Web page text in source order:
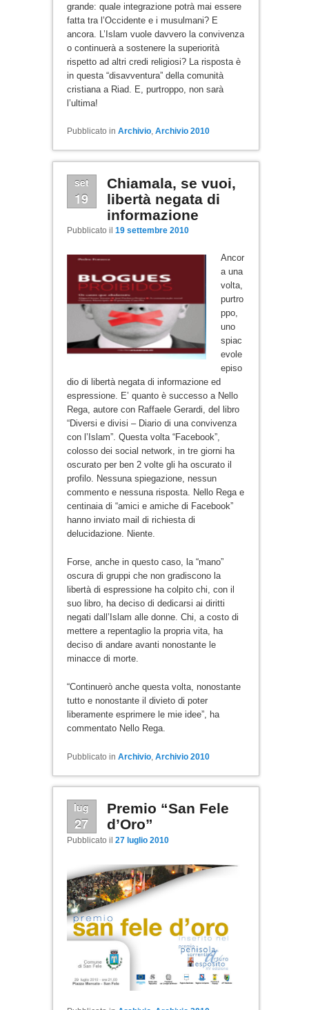
grande: quale integrazione potrà mai essere
fatta tra l’Occidente e i musulmani? E
ancora. L’Islam vuole davvero la convivenza
o continuerà a sostenere la superiorità
rispetto ad altri credi religiosi? La risposta è
in questa “disavventura” della comunità
cristiana a Riad. E, purtroppo, non sarà
l’ultima!
Pubblicato in Archivio, Archivio 2010
set
19
Chiamala, se vuoi,
libertà negata di
informazione
Pubblicato il 19 settembre 2010
Ancor
a una
volta,
purtro
ppo,
uno
spiac
evole
episo
dio di libertà negata di informazione ed
espressione. E’ quanto è successo a Nello
Rega, autore con Raffaele Gerardi, del libro
“Diversi e divisi – Diario di una convivenza
con l’Islam”. Questa volta “Facebook”,
colosso dei social network, in tre giorni ha
oscurato per ben 2 volte gli ha oscurato il
profilo. Nessuna spiegazione, nessun
commento e nessuna risposta. Nello Rega e
centinaia di “amici e amiche di Facebook”
hanno inviato mail di richiesta di
delucidazione. Niente.
Forse, anche in questo caso, la “mano”
oscura di gruppi che non gradiscono la
libertà di espressione ha colpito chi, con il
suo libro, ha deciso di dedicarsi ai diritti
negati dall’Islam alle donne. Chi, a costo di
mettere a repentaglio la propria vita, ha
deciso di andare avanti nonostante le
minacce di morte.
“Continuerò anche questa volta, nonostante
tutto e nonostante il divieto di poter
liberamente esprimere le mie idee”, ha
commentato Nello Rega.
Pubblicato in Archivio, Archivio 2010
lug
27
Premio “San Fele
d’Oro”
Pubblicato il 27 luglio 2010